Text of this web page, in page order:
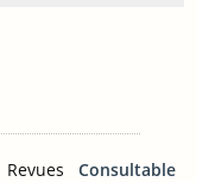
Revues Consultable